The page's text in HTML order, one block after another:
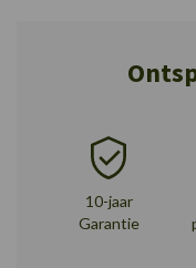
10-jaar
Garantie